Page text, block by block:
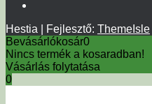
Hestia | Fejlesztő: ThemeIsle
Bevásárlókosár0
Nincs termék a kosaradban!
Vásárlás folytatása
0